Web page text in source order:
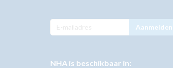
Aanmelden
NHA is beschikbaar in: